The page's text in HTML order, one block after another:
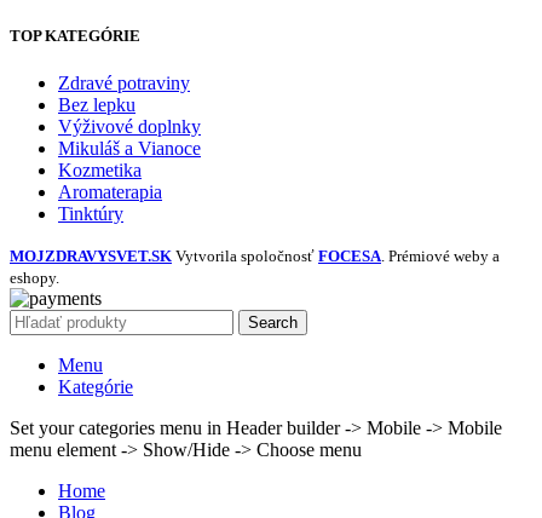
TOP KATEGÓRIE
Zdravé potraviny
Bez lepku
Výživové doplnky
Mikuláš a Vianoce
Kozmetika
Aromaterapia
Tinktúry
MOJZDRAVYSVET.SK Vytvorila spoločnosť FOCESA. Prémiové weby a
eshopy.
Search
Menu
Kategórie
Set your categories menu in Header builder -> Mobile -> Mobile
menu element -> Show/Hide -> Choose menu
Home
Blog